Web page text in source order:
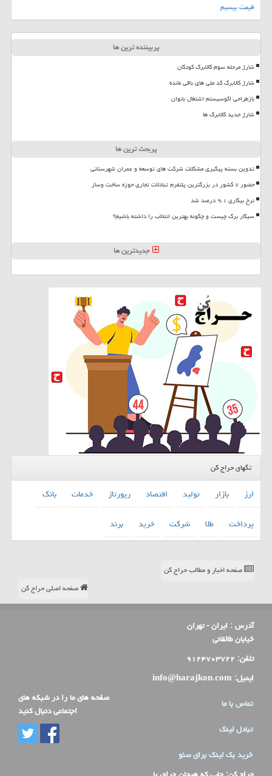
قیمت بیسیم
پربیننده ترین ها
شارژ مرحله سوم کالابرگ کودکان
شارژ کالابرگ کد ملی های باقی مانده
بازطراحی اکوسیستم اشتغال بانوان
شارژ جدید کالابرگ ها
پربحث ترین ها
تدوین بسته پیگیری مشکلات شرکت های توسعه و عمران شهرستانی
حضور ۷ کشور در بزرگترین پلتفرم تبادلات تجاری حوزه ساخت وساز
نرخ بیکاری ۹،۱ درصد شد
سیگار برگ چیست و چگونه بهترین انتخاب را داشته باشیم؟
جدیدترین ها
تگهای حراج کن
ارز بازار تولید اقتصاد رپورتاژ خدمات
بانك
پرداخت
طلا شركت خرید برند
صفحه اخبار و مطالب حراج کن
صفحه اصلی حراج کن
آدرس : ایران - تهران
خیابان طالقانی
تلفن: ۹۱۲۴۷۰۳۷۲۲
ایمیل: info@harajkon.com
تماس با ما
تبادل لینک
خرید بک لینک برای سئو
صفحه های ما را در شبکه های
اجتماعی دنبال کنید